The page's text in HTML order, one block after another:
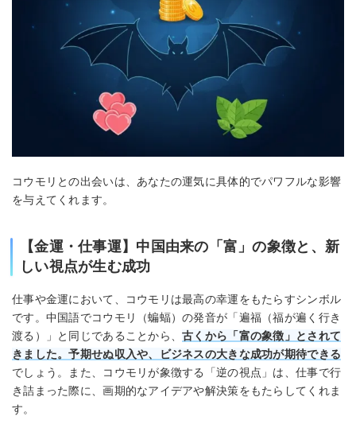
コウモリとの出会いは、あなたの運気に具体的でパワフルな影響
を与えてくれます。
【金運・仕事運】中国由来の「富」の象徴と、新
しい視点が生む成功
仕事や金運において、コウモリは最高の幸運をもたらすシンボル
です。中国語でコウモリ（蝙蝠）の発音が「遍福（福が遍く行き
渡る）」と同じであることから、古くから「富の象徴」とされて
きました。予期せぬ収入や、ビジネスの大きな成功が期待できる
でしょう。また、コウモリが象徴する「逆の視点」は、仕事で行
き詰まった際に、画期的なアイデアや解決策をもたらしてくれま
す。